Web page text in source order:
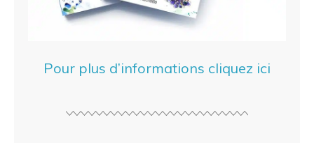
Pour plus d’informations cliquez ici